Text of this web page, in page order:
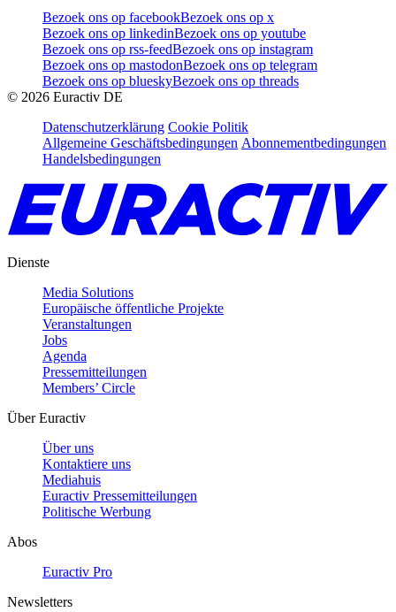
Bezoek ons op facebookBezoek ons op x
Bezoek ons op linkedinBezoek ons op youtube
Bezoek ons op rss-feedBezoek ons op instagram
Bezoek ons op mastodonBezoek ons op telegram
Bezoek ons op blueskyBezoek ons op threads
© 2026 Euractiv DE
Datenschutzerklärung Cookie Politik
Allgemeine Geschäftsbedingungen Abonnementbedingungen
Handelsbedingungen
Dienste
Media Solutions
Europäische öffentliche Projekte
Veranstaltungen
Jobs
Agenda
Pressemitteilungen
Members’ Circle
Über Euractiv
Über uns
Kontaktiere uns
Mediahuis
Euractiv Pressemitteilungen
Politische Werbung
Abos
Euractiv Pro
Newsletters